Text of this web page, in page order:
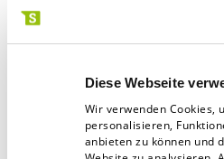
Diese Webseite
Wir verwenden Cookies,
personalisieren,
anbieten zu können und
die Ausgabe parallel:
und als App für ihr Tablet.
Bei diesem Projekt lohnt